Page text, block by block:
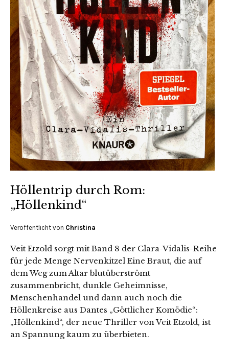
Höllentrip durch Rom:
„Höllenkind“
Veröffentlicht von Christina
Veit Etzold sorgt mit Band 8 der Clara-Vidalis-Reihe
für jede Menge Nervenkitzel Eine Braut, die auf
dem Weg zum Altar blutüberströmt
zusammenbricht, dunkle Geheimnisse,
Menschenhandel und dann auch noch die
Höllenkreise aus Dantes „Göttlicher Komödie“:
„Höllenkind“, der neue Thriller von Veit Etzold, ist
an Spannung kaum zu überbieten.